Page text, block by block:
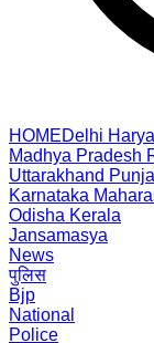
HOMEDelhi
Madhya Pradesh
Uttarakhand
Karnataka
Odisha Kerala
Jansamasya
News
पुलिस
Bjp
National
Police